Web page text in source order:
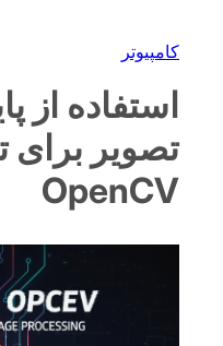
کامپیوتر
استفاده از
تصویر
OpenCV